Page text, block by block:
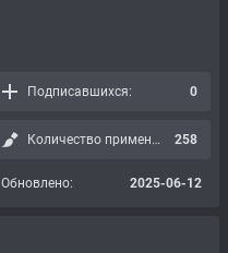
Подписавшихся: 0
Количество применений: 258
Обновлено: 2025-06-12